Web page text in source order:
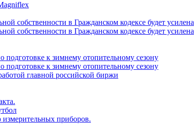
собственности в Гражданском кодексе будет усилена
собственности в Гражданском кодексе будет усилена
подготовке к зимнему отопительному сезону
подготовке к зимнему отопительному сезону
главной российской биржи
измерительных приборов.